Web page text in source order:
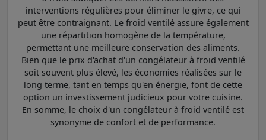
interventions régulières pour éliminer le givre, ce qui
peut être contraignant. Le froid ventilé assure également
une répartition homogène de la température,
permettant une meilleure conservation des aliments.
Bien que le prix d'achat d'un congélateur à froid ventilé
soit souvent plus élevé, les économies réalisées sur le
long terme, tant en temps qu'en énergie, font de cette
option un investissement judicieux pour votre cuisine.
En somme, le choix d'un congélateur à froid ventilé est
synonyme de confort et de performance.